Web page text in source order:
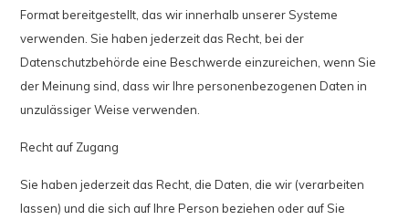
Format bereitgestellt, das wir innerhalb unserer Systeme
verwenden. Sie haben jederzeit das Recht, bei der
Datenschutzbehörde eine Beschwerde einzureichen, wenn Sie
der Meinung sind, dass wir Ihre personenbezogenen Daten in
unzulässiger Weise verwenden.
Recht auf Zugang
Sie haben jederzeit das Recht, die Daten, die wir (verarbeiten
lassen) und die sich auf Ihre Person beziehen oder auf Sie